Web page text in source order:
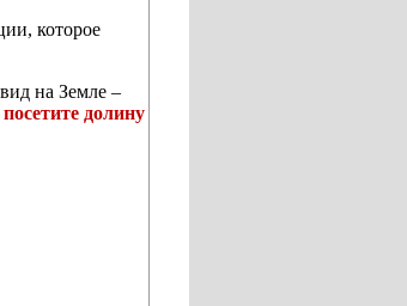
которое
на Земле –
долину